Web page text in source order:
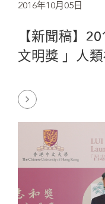
2016年10月05日
【新聞稿】
文明獎 」人